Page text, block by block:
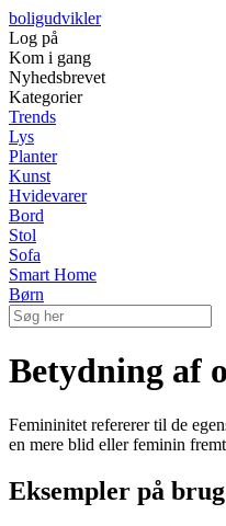
boligudvikler
Log på
Kom i gang
Nyhedsbrevet
Kategorier
Trends
Lys
Planter
Kunst
Hvidevarer
Bord
Stol
Sofa
Smart Home
Børn
Betydning af
Femininitet refererer til de
en mere blid eller feminin
Eksempler på brug